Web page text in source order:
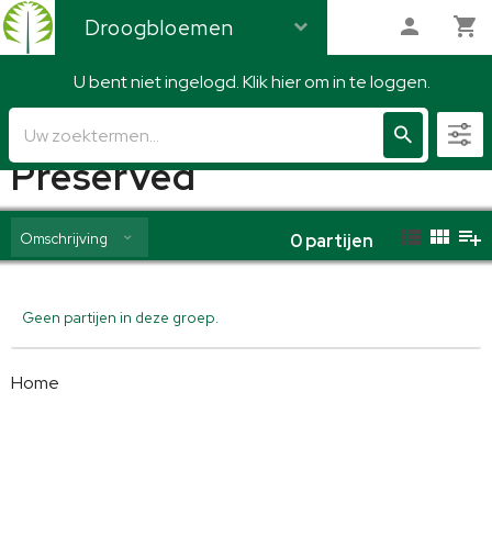
Droogbloemen
U bent niet ingelogd. Klik hier om in te loggen.
Droogbloemen
Preserved
Omschrijving 0partijen
Geen partijen in deze groep.
Home